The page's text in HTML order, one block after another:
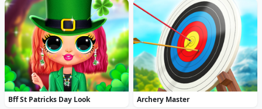
Bff St Patricks Day Look Archery Master